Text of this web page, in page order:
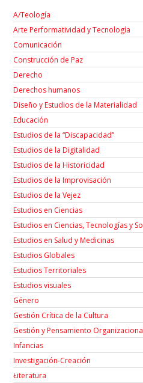
A/Teología
Arte Performatividad y Tecnología
Comunicación
Construcción de Paz
Derecho
Derechos humanos
Diseño y Estudios de la Materialidad
Educación
Estudios de la “Discapacidad”
Estudios de la Digitalidad
Estudios de la Historicidad
Estudios de la Improvisación
Estudios de la Vejez
Estudios en Ciencias
Estudios en Ciencias, Tecnologías y
Estudios en Salud y Medicinas
Estudios Globales
Estudios Territoriales
Estudios visuales
Género
Gestión Crítica de la Cultura
Gestión y Pensamiento
Infancias
Investigación-Creación
Łiteratura